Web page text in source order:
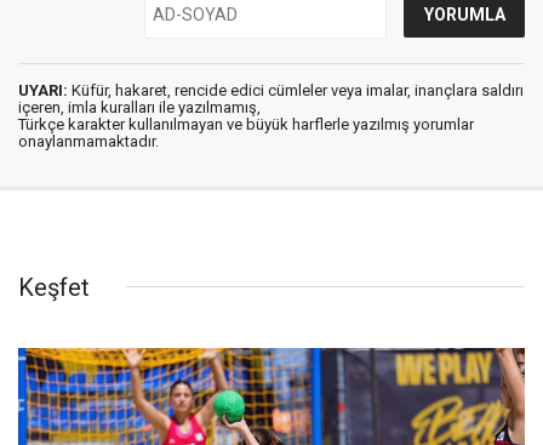
UYARI: Küfür, hakaret, rencide edici cümleler veya imalar, inançlara saldırı
içeren, imla kuralları ile yazılmamış,
Türkçe karakter kullanılmayan ve büyük harflerle yazılmış yorumlar
onaylanmamaktadır.
Keşfet